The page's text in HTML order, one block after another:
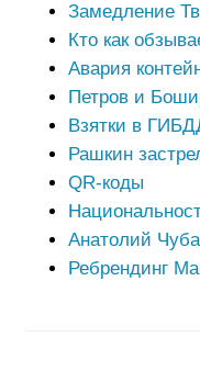
Замедление
Кто как
Авария
Петров и
Взятки в
Рашкин
QR-коды
Анатолий
Ребрендинг